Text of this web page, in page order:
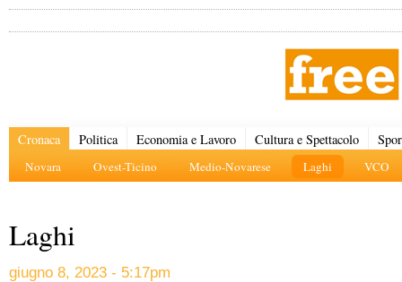
Cronaca
Novara Ovest-Ticino Medio-Novarese Laghi VCO
Politica Economia e Lavoro Cultura e Spettacolo
Laghi
giugno 8, 2023 - 5:17pm